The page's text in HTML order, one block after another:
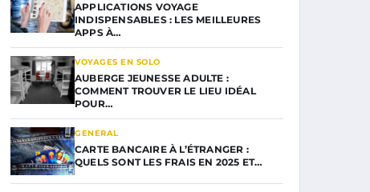
APPLICATIONS VOYAGE
INDISPENSABLES : LES MEILLEURES
APPS À…
VOYAGES EN SOLO
AUBERGE JEUNESSE ADULTE :
COMMENT TROUVER LE LIEU IDÉAL
POUR…
GENERAL
CARTE BANCAIRE À L’ÉTRANGER :
QUELS SONT LES FRAIS EN 2025 ET…